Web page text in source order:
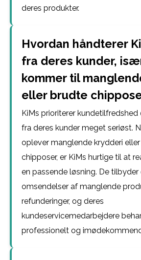
deres produkter.
Hvordan håndterer
fra deres kunder,
kommer til
eller brudte
KiMs prioriterer
fra deres kunder meget seriøst.
oplever manglende krydderi
chipposer, er KiMs hurtige til at
en passende løsning. De
omsendelser af manglende
refunderinger, og deres
kundeservicemedarbejdere
professionelt og